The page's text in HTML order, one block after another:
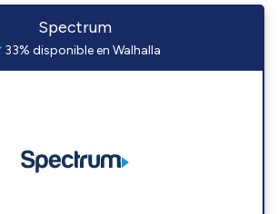
Spectrum
33% disponible en Walhalla